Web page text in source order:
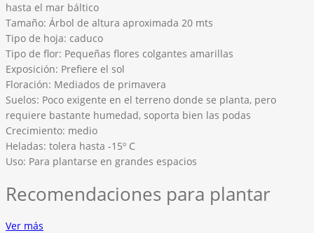
hasta el mar báltico
Tamaño: Árbol de altura aproximada 20 mts
Tipo de hoja: caduco
Tipo de flor: Pequeñas flores colgantes amarillas
Exposición: Prefiere el sol
Floración: Mediados de primavera
Suelos: Poco exigente en el terreno donde se planta, pero
requiere bastante humedad, soporta bien las podas
Crecimiento: medio
Heladas: tolera hasta -15º C
Uso: Para plantarse en grandes espacios
Recomendaciones para plantar
Ver más